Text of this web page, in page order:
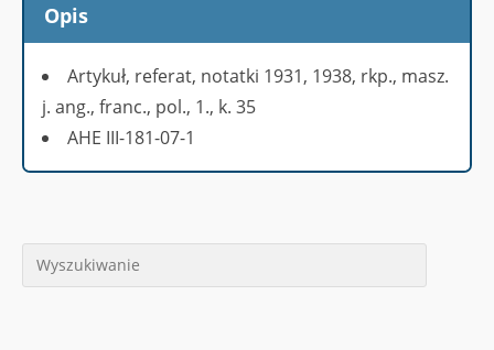
Opis
Artykuł, referat, notatki 1931, 1938, rkp., masz.
j. ang., franc., pol., 1., k. 35
AHE III-181-07-1